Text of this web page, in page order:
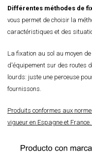
Différentes méthodes de
vous permet de choisir la
caractéristiques et des
La fixation au sol au moyen
d'équipement sur des routes
lourds: juste une perceuse
fournissons.
Produits conformes aux
vigueur en Espagne et